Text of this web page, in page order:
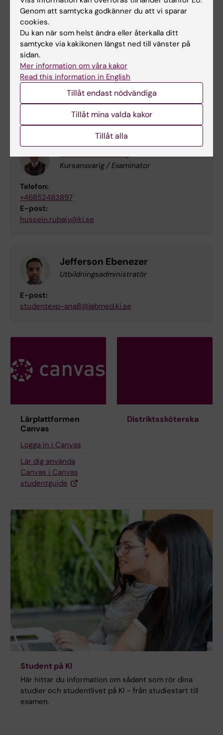
Kursvärdering VT26 (PDF, 436.78 KB)
Kursvärdering HT25 (PDF, 353.81 KB)
Kursvärdering VT25 (PDF, 401.01 KB)
Kontaktuppgifter
Kursansvarig / Examinator
Telefon:
+46852483897
E-post:
hussein.rubaiy@ki.se
Jefferson Ebenezer
Utbildningsadministratör
E-post:
studentexp-ana8@labmed.ki.se
Lärplattformen
Canvas
Logga in i Canvas
Lär dig använda
Canvas i Canvas
studentguide
Distriktssköterska
Student på KI
Här hittar du information om sådant som rör dina
studier och studentlivet på KI - från studiestart till
examen.
Genom att samtycka godkänner du att vi sparar
cookies.
Du kan när som helst ändra eller återkalla ditt
samtycke via kakikonen längst ned till vänster på
sidan.
Mer information om våra kakor
Read this information in English
Tillåt endast nödvändiga
Tillåt mina valda kakor
Tillåt alla